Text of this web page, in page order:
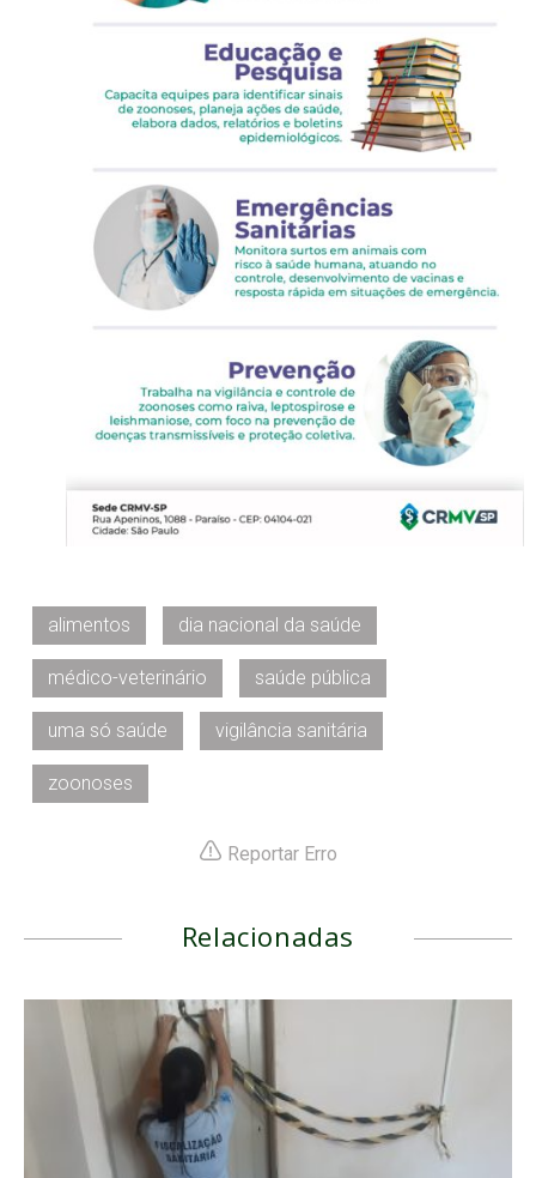
alimentos dia nacional da saúde
médico-veterinário saúde pública
uma só saúde vigilância sanitária
zoonoses
Reportar Erro
Relacionadas